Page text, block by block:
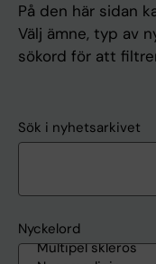
På den här sidan
Välj ämne, typ av
sökord för att
Sök i nyhetsarkivet
Nyckelord